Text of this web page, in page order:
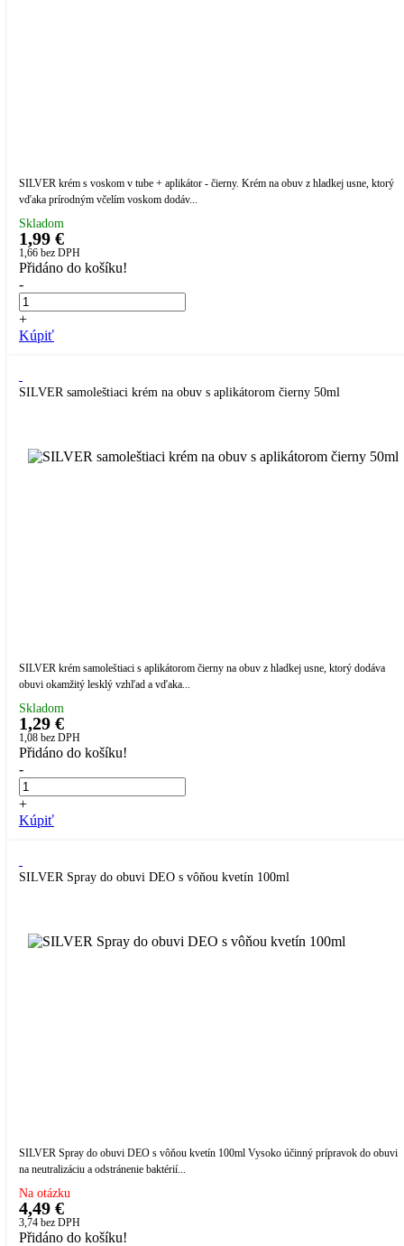
SILVER krém s voskom v tube + aplikátor - čierny. Krém na obuv z hladkej usne, ktorý
vďaka prírodným včelím voskom dodáv...
Skladom
1,99 €
1,66 bez DPH
Přidáno do košíku!
-
+
Kúpiť
SILVER samoleštiaci krém na obuv s aplikátorom čierny 50ml
SILVER krém samoleštiaci s aplikátorom čierny na obuv z hladkej usne, ktorý dodáva
obuvi okamžitý lesklý vzhľad a vďaka...
Skladom
1,29 €
1,08 bez DPH
Přidáno do košíku!
-
+
Kúpiť
SILVER Spray do obuvi DEO s vôňou kvetín 100ml
SILVER Spray do obuvi DEO s vôňou kvetín 100ml Vysoko účinný prípravok do obuvi
na neutralizáciu a odstránenie baktérií...
Na otázku
4,49 €
3,74 bez DPH
Přidáno do košíku!